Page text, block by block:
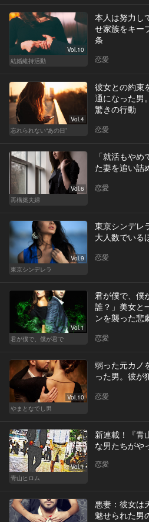
Vol.10
結婚維持活動
本人は努力し
せ家族をキー
条
恋愛
Vol.4
忘れられない“あの日”
彼女との約束
通になった男
驚きの行動
恋愛
Vol.6
再構築夫婦
「就活もや
た妻を追い詰
恋愛
Vol.9
東京シンデレラ
東京シンデレ
大人数でいる
恋愛
Vol.1
君が僕で、僕が君で
君が僕で、僕
誰？」美女と
ンを襲った悲
恋愛
Vol.10
やまとなでし男
弱った元カノ
った男。彼が
恋愛
Vol.1
青山ヒロム
新連載！『青
な男たちがや
恋愛
悪妻：彼女は
魅せられた男